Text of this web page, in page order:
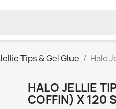
Tips & Gel Glue Halo
HALO JELLIE
COFFIN) X 120